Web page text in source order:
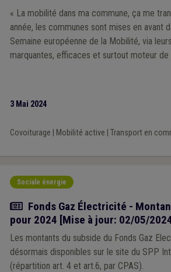
« La mobilité dans ma commune, ça me
année, les communes sont mises en avant
Semaine européenne de la Mobilité, via
marquantes, efficaces et surtout moteur de
3 Mai 2024
Covoiturage Mobilité active Transport en
Sociale énergie
Actualité
Fonds Gaz Électricité -
pour 2024 [Mise à jour: 02/05/
Les montants du subside du Fonds Gaz
désormais disponibles sur le site du SPP
(répartition art. 4 et art.6, par CPAS).